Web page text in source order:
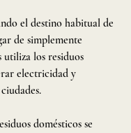
el destino habitual de
de simplemente
los residuos
electricidad y
domésticos se